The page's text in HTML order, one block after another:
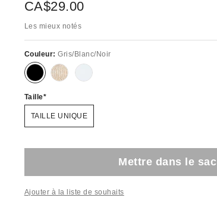
CA$29.00
Les mieux notés
Couleur:Gris/Blanc/Noir
Taille
TAILLE UNIQUE
Mettre dans le sac
Ajouter à la liste de souhaits